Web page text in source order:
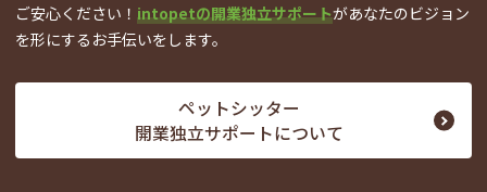
ご安心ください！ intopetの開業独立サポートがあなたのビジョン
を形にするお手伝いをします。
ペットシッター
開業独立サポートについて